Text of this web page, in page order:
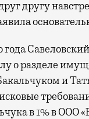
другу
года
о разделе
и
в 1% в ООО